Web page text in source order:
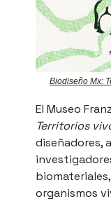
Biodiseño Mx:
El Museo
Territorios
diseñadores,
organismos